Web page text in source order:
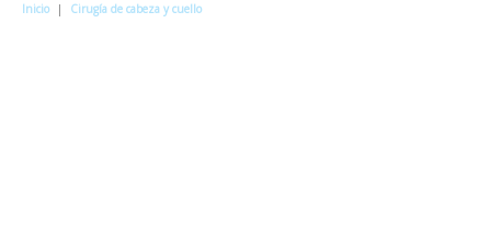
Inicio | Cirugía de cabeza y cuello